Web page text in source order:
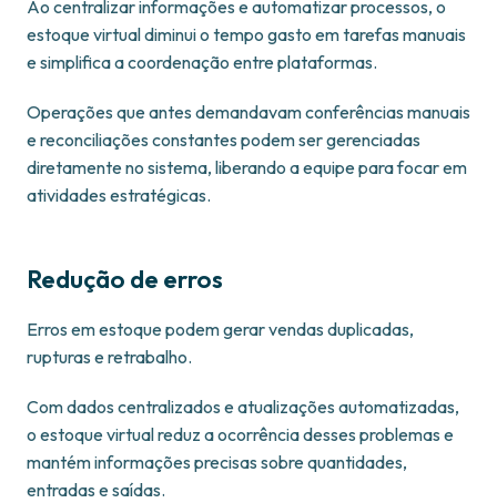
Ao centralizar informações e automatizar processos, o
estoque virtual diminui o tempo gasto em tarefas manuais
e simplifica a coordenação entre plataformas.
Operações que antes demandavam conferências manuais
e reconciliações constantes podem ser gerenciadas
diretamente no sistema, liberando a equipe para focar em
atividades estratégicas.
Redução de erros
Erros em estoque podem gerar vendas duplicadas,
rupturas e retrabalho.
Com dados centralizados e atualizações automatizadas,
o estoque virtual reduz a ocorrência desses problemas e
mantém informações precisas sobre quantidades,
entradas e saídas.